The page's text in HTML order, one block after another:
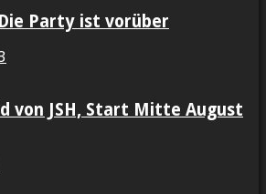
Party ist vorüber
von JSH, Start Mitte August